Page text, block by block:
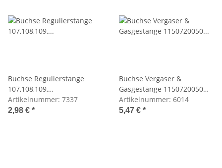
Buchse Regulierstange
107,108,109,
110,111,114,115,116,120, 123
Artikelnummer: 7337
2,98 € *
Buchse Vergaser &
Gasgestänge 1150720050
/1150720450
Artikelnummer: 6014
5,47 € *